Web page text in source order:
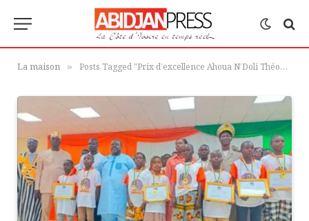
La maison » Posts Tagged "Prix d’excellence Ahoua N’Doli Théophile"